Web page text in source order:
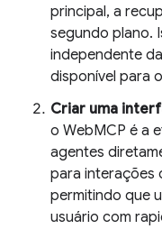
principal, a
segundo plano.
independente
disponível para
Criar uma
o WebMCP é a
agentes
para interações
permitindo que
usuário com